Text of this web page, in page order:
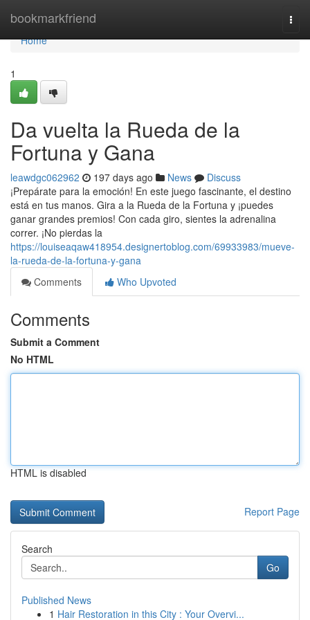
bookmarkfriend
Home
Home
1
Da vuelta la Rueda de la
Fortuna y Gana
leawdgc062962 197 days ago News
Discuss
¡Prepárate para la emoción! En este juego fascinante, el destino
está en tus manos. Gira a la Rueda de la Fortuna y ¡puedes
ganar grandes premios! Con cada giro, sientes la adrenalina
correr. ¡No pierdas la
https://louiseaqaw418954.designertoblog.com/69933983/mueve-
la-rueda-de-la-fortuna-y-gana
Comments
Who Upvoted
Comments
Submit a Comment
No HTML
HTML is disabled
Report Page
Search
Go
Published News
1 Hair Restoration in this City : Your Overvi...